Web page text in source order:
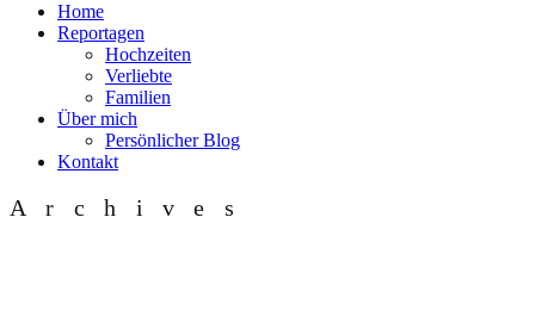
Home
Reportagen
Hochzeiten
Verliebte
Familien
Über mich
Persönlicher Blog
Kontakt
Archives